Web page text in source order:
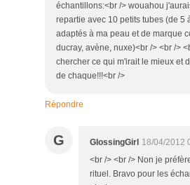
échantillons:<br /> wouahou
repartie avec 10 petits tubes (de 5
adaptés à ma peau et de marque
ducray, avène, nuxe)<br /> <br />
chercher ce qui m'irait le mieux et
de chaque!!!<br />
Répondre
G GlossingGirl 18/04/2012
<br /> <br /> Non je
rituel. Bravo pour les